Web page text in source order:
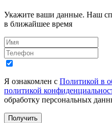
Укажите ваши данные. Наш
в ближайшее время
Я ознакомлен с Политикой в
политикой
обработку персональных
Получить